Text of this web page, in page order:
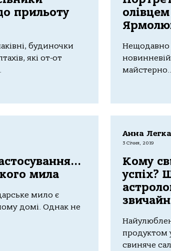
прильоту
будиночки
які от-от
Нещодавно
новинневій
мила
мило є
домі. Однак не
Анна Легка
3 Січня, 2019
Кому
успіх?
продуктом
свиняче